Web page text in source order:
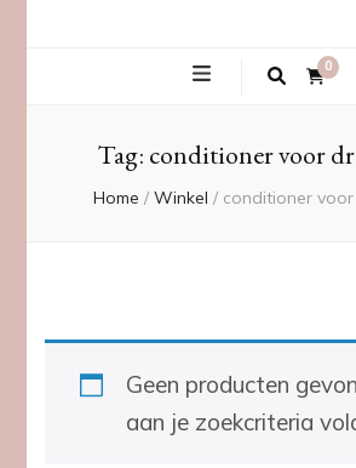
0
Tag: conditioner voor
Home / Winkel / conditioner
Geen producten
aan je zoekcriteria